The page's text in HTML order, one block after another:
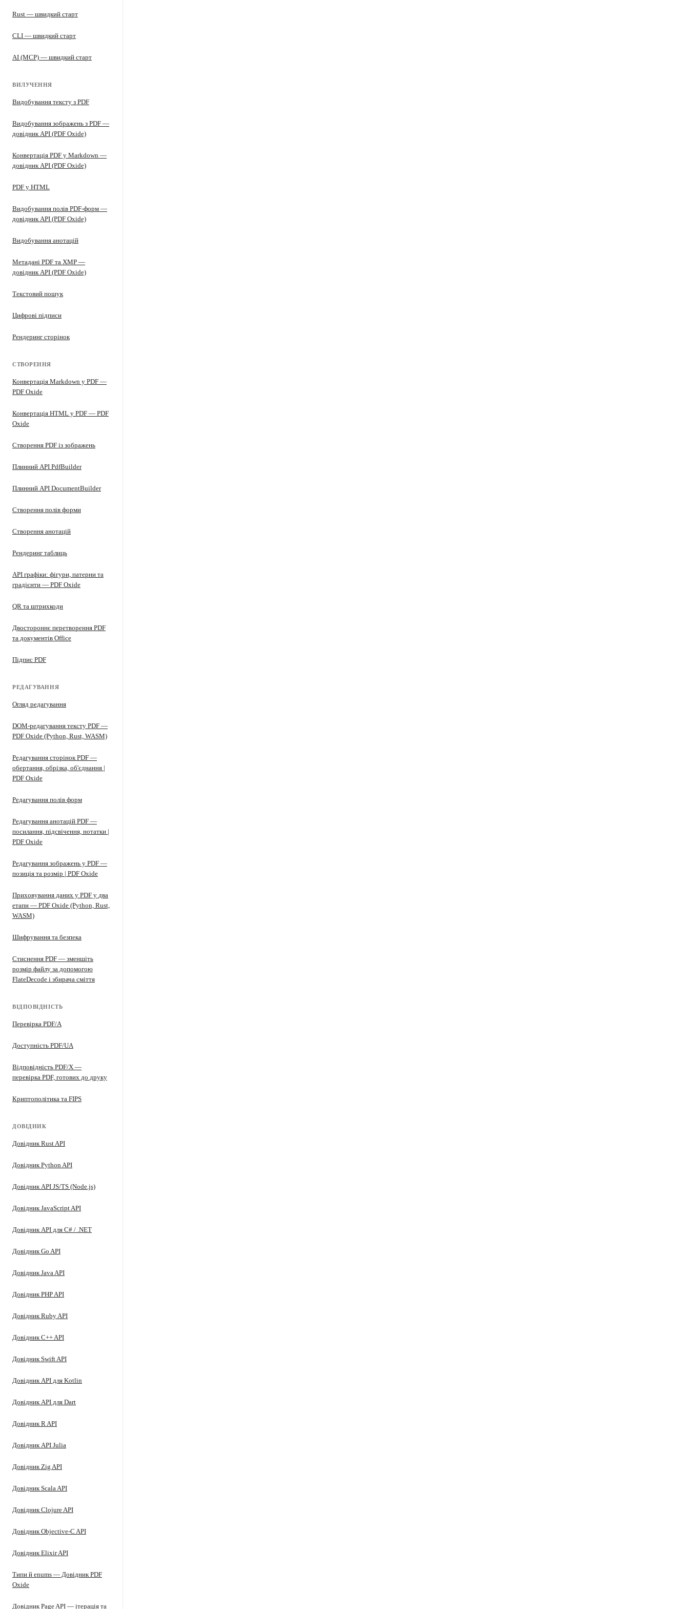
Rust — швидкий старт
CLI — швидкий старт
AI (MCP) — швидкий старт
ВИЛУЧЕННЯ
Видобування тексту з PDF
Видобування зображень з PDF —
довідник API (PDF Oxide)
Конвертація PDF у Markdown —
довідник API (PDF Oxide)
PDF у HTML
Видобування полів PDF-форм —
довідник API (PDF Oxide)
Видобування анотацій
Метадані PDF та XMP —
довідник API (PDF Oxide)
Текстовий пошук
Цифрові підписи
Рендеринг сторінок
СТВОРЕННЯ
Конвертація Markdown у PDF —
PDF Oxide
Конвертація HTML у PDF — PDF
Oxide
Створення PDF із зображень
Плинний API PdfBuilder
Плинний API DocumentBuilder
Створення полів форми
Створення анотацій
Рендеринг таблиць
API графіки: фігури, патерни та
градієнти — PDF Oxide
QR та штрихкоди
Двостороннє перетворення PDF
та документів Office
Підпис PDF
РЕДАГУВАННЯ
Огляд редагування
DOM-редагування тексту PDF —
PDF Oxide (Python, Rust, WASM)
Редагування сторінок PDF —
обертання, обрізка, об'єднання |
PDF Oxide
Редагування полів форм
Редагування анотацій PDF —
посилання, підсвічення, нотатки |
PDF Oxide
Редагування зображень у PDF —
позиція та розмір | PDF Oxide
Приховування даних у PDF у два
етапи — PDF Oxide (Python, Rust,
WASM)
Шифрування та безпека
Стиснення PDF — зменшіть
розмір файлу за допомогою
FlateDecode і збирача сміття
ВІДПОВІДНІСТЬ
Перевірка PDF/A
Доступність PDF/UA
Відповідність PDF/X —
перевірка PDF, готових до друку
Криптополітика та FIPS
ДОВІДНИК
Довідник Rust API
Довідник Python API
Довідник API JS/TS (Node.js)
Довідник JavaScript API
Довідник API для C# / .NET
Довідник Go API
Довідник Java API
Довідник PHP API
Довідник Ruby API
Довідник C++ API
Довідник Swift API
Довідник API для Kotlin
Довідник API для Dart
Довідник R API
Довідник API Julia
Довідник Zig API
Довідник Scala API
Довідник Clojure API
Довідник Objective-C API
Довідник Elixir API
Типи й enums — Довідник PDF
Oxide
Довідник Page API — ітерація та